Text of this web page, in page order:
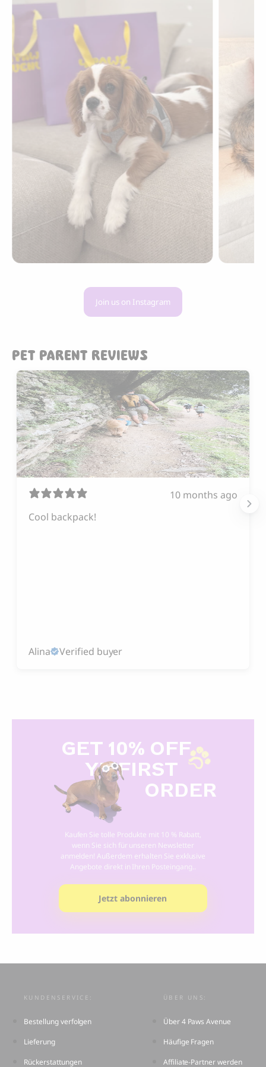
Join us on Instagram
PET PARENT REVIEWS
10 months ago
Cool backpack!
Alina Verified buyer
GET 10% OFF
YR FIRST
ORDER
Kaufen Sie tolle Produkte mit 10 % Rabatt,
wenn Sie sich für unseren Newsletter
anmelden! Außerdem erhalten Sie exklusive
Angebote direkt in Ihren Posteingang..
Jetzt abonnieren
KUNDENSERVICE:
Bestellung verfolgen
Lieferung
Rückerstattungen
ÜBER UNS:
Über 4 Paws Avenue
Häufige Fragen
Affiliate-Partner werden